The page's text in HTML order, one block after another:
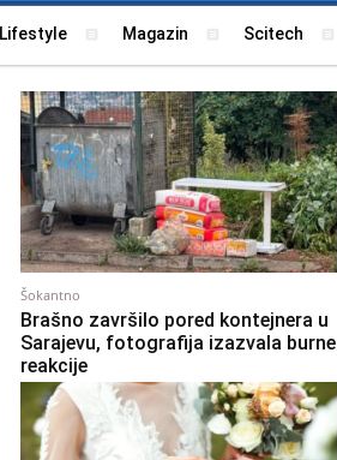
Lifestyle Magazin Scitech
Šokantno
Brašno završilo pored kontejnera u
Sarajevu, fotografija izazvala burne
reakcije